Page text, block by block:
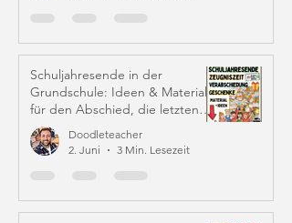
Schuljahresende in der
Grundschule: Ideen & Material
für den Abschied, die letzten
Schulwochen und Zeugniszeit
Doodleteacher
2. Juni
3 Min. Lesezeit